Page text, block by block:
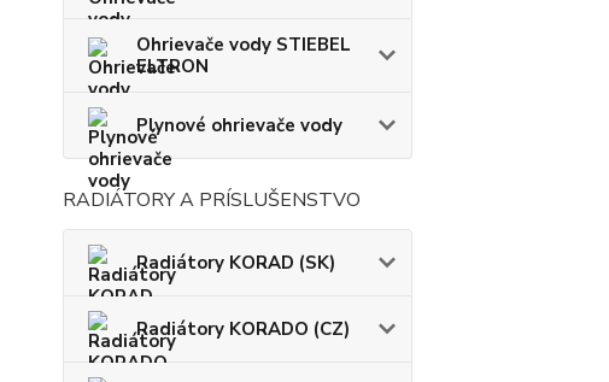
Ohrievače vody STIEBEL
ELTRON
Plynové ohrievače vody
RADIÁTORY A PRÍSLUŠENSTVO
Radiátory KORAD (SK)
Radiátory KORADO (CZ)